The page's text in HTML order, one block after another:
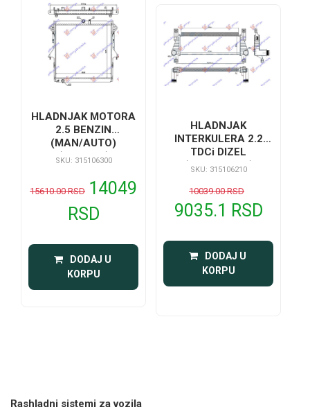
HLADNJAK MOTORA
2.5 BENZIN
(MAN/AUTO)
(605x640)
SKU: 315106300
15610.00 RSD 14049
RSD
DODAJ U
KORPU
HLADNJAK
INTERKULERA 2.2
TDCi DIZEL
(673x200x37)
SKU: 315106210
10039.00 RSD
9035.1 RSD
DODAJ U
KORPU
Rashladni sistemi za vozila